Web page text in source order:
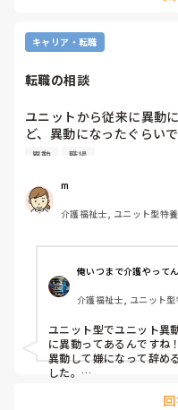
以前は紅白饅頭でしたが
す。
キャリア・転職
転職の相談
ユニットから従来に異動
ど、異動になったぐらい
できるん？って言われた
異動 職場
m
介護福祉士, ユニット型特養
俺いつまで介護やって
介護福祉士, ユニット型
ユニット型でユニット異
に異動ってあるんですね
異動して嫌になって辞め
した。
によって雰囲気や働きや